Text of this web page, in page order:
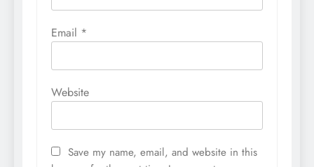
Email *
Website
Save my name, email, and website in this